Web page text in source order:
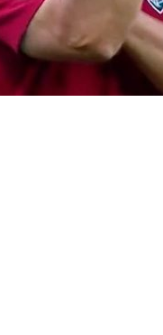
APOSTAS
Após eliminação, torcedores
NOTÍCIAS
John Kennedy vira grande